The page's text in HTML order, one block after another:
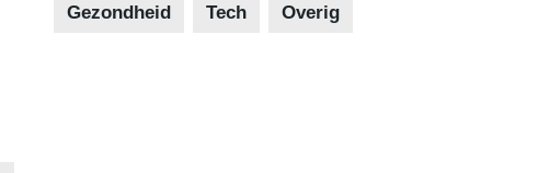
Gezondheid Tech Overig